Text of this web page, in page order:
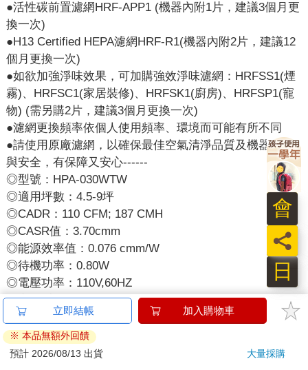
●活性碳前置濾網HRF-APP1 (機器內附1片，建議3個月更
換一次)
●H13 Certified HEPA濾網HRF-R1(機器內附2片，建議12
個月更換一次)
●如欲加強淨味效果，可加購強效淨味濾網：HRFSS1(煙
霧)、HRFSC1(家居裝修)、HRFSK1(廚房)、HRFSP1(寵
物) (需另購2片，建議3個月更換一次)
●濾網更換頻率依個人使用頻率、環境而可能有所不同
●請使用原廠濾網，以確保最佳空氣清淨品質及機器壽命
與安全，有保障又安心------
◎型號：HPA-030WTW
◎適用坪數：4.5-9坪
◎CADR：110 CFM; 187 CMH
◎CASR值：3.70cmm
◎能源效率值：0.076 cmm/W
◎待機功率：0.80W
◎電壓功率：110V,60HZ
◎商品重量：3.72kg
◎分貝數：34-53分貝
◎商品尺寸：260x190x655mm
◎包裝尺寸：300x275x723mm
立即結帳 加入購物車
※ 本品無額外回饋
預計 2026/08/13 出貨
大量採購